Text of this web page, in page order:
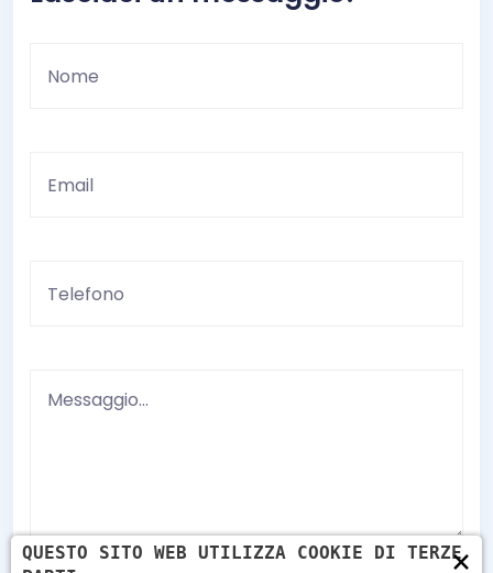
×
QUESTO SITO WEB UTILIZZA COOKIE DI TERZE